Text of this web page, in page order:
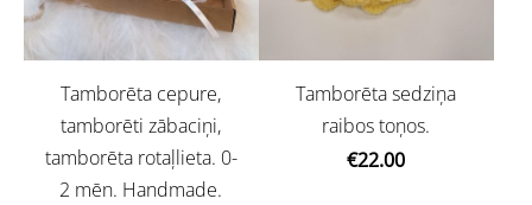
Tamborēta cepure,
tamborēti zābaciņi,
tamborēta rotaļlieta. 0-
2 mēn. Handmade.
Tamborēta sedziņa
raibos toņos.
€22.00